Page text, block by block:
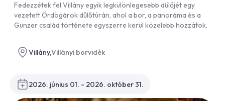
Fedezzétek fel Villány egyik legkülönlegesebb dűlőjét egy
vezetett Ördögárok dűlőtúrán, ahol a bor, a panoráma és a
Günzer család története egyszerre kerül közelebb hozzátok.
Villány,Villányi borvidék
2026. június 01. - 2026. október 31.